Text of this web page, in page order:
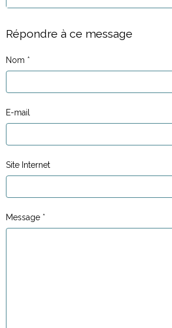
Répondre à ce message
Nom
E-mail
Site Internet
Message